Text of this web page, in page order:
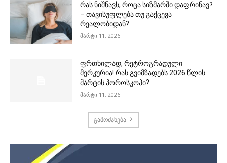
რას ნიშნავს, როცა სიზმარში დაფრინავ?
– თავისუფლება თუ გაქცევა
რეალობიდან?
მარტი 11, 2026
ფრთხილად, რეტროგრადული
მერკურია! რას გვიმზადებს 2026 წლის
მარტის ჰოროსკოპი?
მარტი 11, 2026
გამოძახება